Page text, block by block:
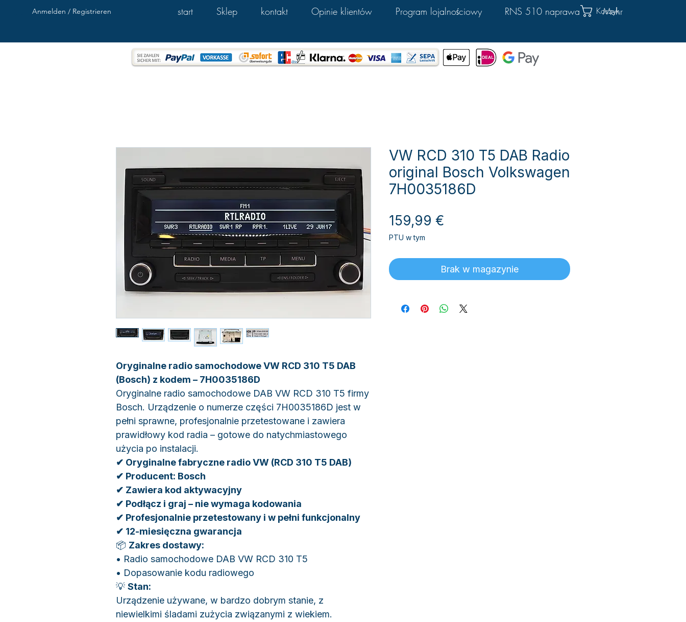
Anmelden / Registrieren start Sklep kontakt Opinie klientów Program lojalnościowy RNS 510 naprawa Mehr
Koszyk
Oryginalne radio samochodowe VW RCD 310 T5 DAB
(Bosch) z kodem – 7H0035186D
Oryginalne radio samochodowe DAB VW RCD 310 T5 firmy
Bosch. Urządzenie o numerze części 7H0035186D jest w
pełni sprawne, profesjonalnie przetestowane i zawiera
prawidłowy kod radia – gotowe do natychmiastowego
użycia po instalacji.
✔ Oryginalne fabryczne radio VW (RCD 310 T5 DAB)
✔ Producent: Bosch
✔ Zawiera kod aktywacyjny
✔ Podłącz i graj – nie wymaga kodowania
✔ Profesjonalnie przetestowany i w pełni funkcjonalny
✔ 12-miesięczna gwarancja
📦 Zakres dostawy:
• Radio samochodowe DAB VW RCD 310 T5
• Dopasowanie kodu radiowego
💡 Stan:
Urządzenie używane, w bardzo dobrym stanie, z
niewielkimi śladami zużycia związanymi z wiekiem.
VW RCD 310 T5 DAB Radio
original Bosch Volkswagen
7H0035186D
159,99 €
PTU w tym
Brak w magazynie